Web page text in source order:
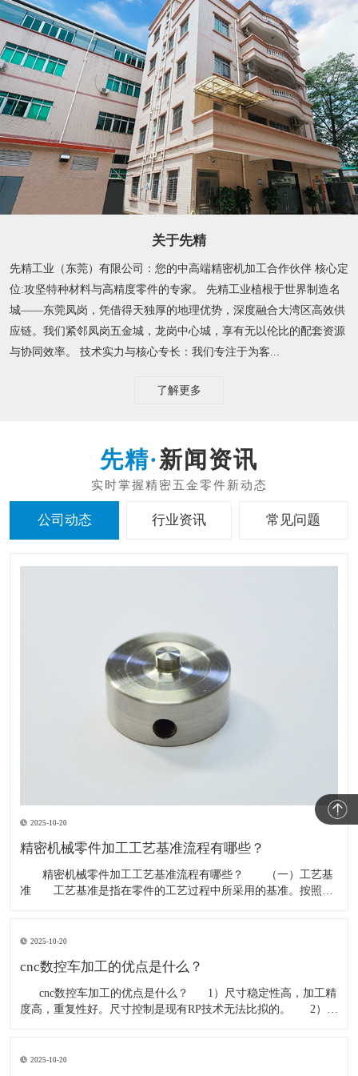
关于先精
先精工业（东莞）有限公司：您的中高端精密机加工合作伙伴 核心定
位:攻坚特种材料与高精度零件的专家。 先精工业植根于世界制造名
城——东莞凤岗，凭借得天独厚的地理优势，深度融合大湾区高效供
应链。我们紧邻凤岗五金城，龙岗中心城，享有无以伦比的配套资源
与协同效率。 技术实力与核心专长：我们专注于为客...
了解更多
新闻资讯
公司动态 行业资讯 常见问题
2025-10-20
精密机械零件加工工艺基准流程有哪些？
​ 精密机械零件加工工艺基准流程有哪些？ （一）工艺基
准 工艺基准是指在零件的工艺过程中所采用的基准。按照用
2025-10-20
cnc数控车加工的优点是什么？
​ cnc数控车加工的优点是什么？ 1）尺寸稳定性高，加工精
度高，重复性好。尺寸控制是现有RP技术无法比拟的。 2）材
2025-10-20